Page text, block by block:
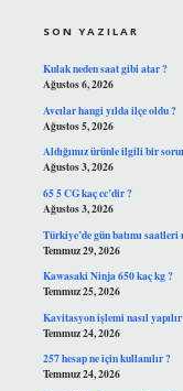
SON YAZILAR
Kulak neden saat gibi atar ?
Ağustos 6, 2026
Avcılar hangi yılda ilçe oldu ?
Ağustos 5, 2026
Aldığımız ürünle ilgili bir
Ağustos 3, 2026
65 5 CG kaç cc’dir ?
Ağustos 3, 2026
Türkiye’de gün batımı saatleri
Temmuz 29, 2026
Kawasaki Ninja 650 kaç kg ?
Temmuz 25, 2026
Kavitasyon işlemi nasıl
Temmuz 24, 2026
257 hesap ne için kullanılır ?
Temmuz 24, 2026